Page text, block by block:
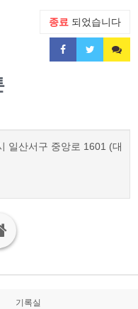
종료 되었습니다
일산서구 중앙로 1601 (대
기록실